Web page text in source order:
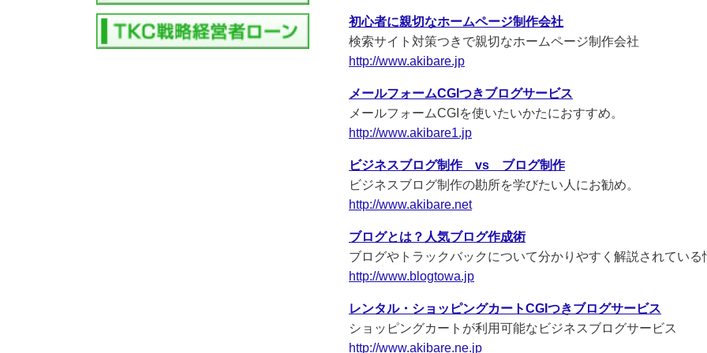
初心者に親切なホームページ制作会社
検索サイト対策つきで親切なホームページ制作会社
http://www.akibare.jp
メールフォームCGIつきブログサービス
メールフォームCGIを使いたいかたにおすすめ。
http://www.akibare1.jp
ビジネスブログ制作 vs ブログ制作
ビジネスブログ制作の勘所を学びたい人にお勧め。
http://www.akibare.net
ブログとは？人気ブログ作成術
ブログやトラックバックについて分かりやすく解説されている
http://www.blogtowa.jp
レンタル・ショッピングカートCGIつきブログサービス
ショッピングカートが利用可能なビジネスブログサービス
http://www.akibare.ne.jp